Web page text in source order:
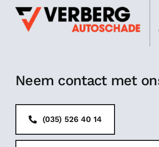
Neem contact met
(035) 526 40 14